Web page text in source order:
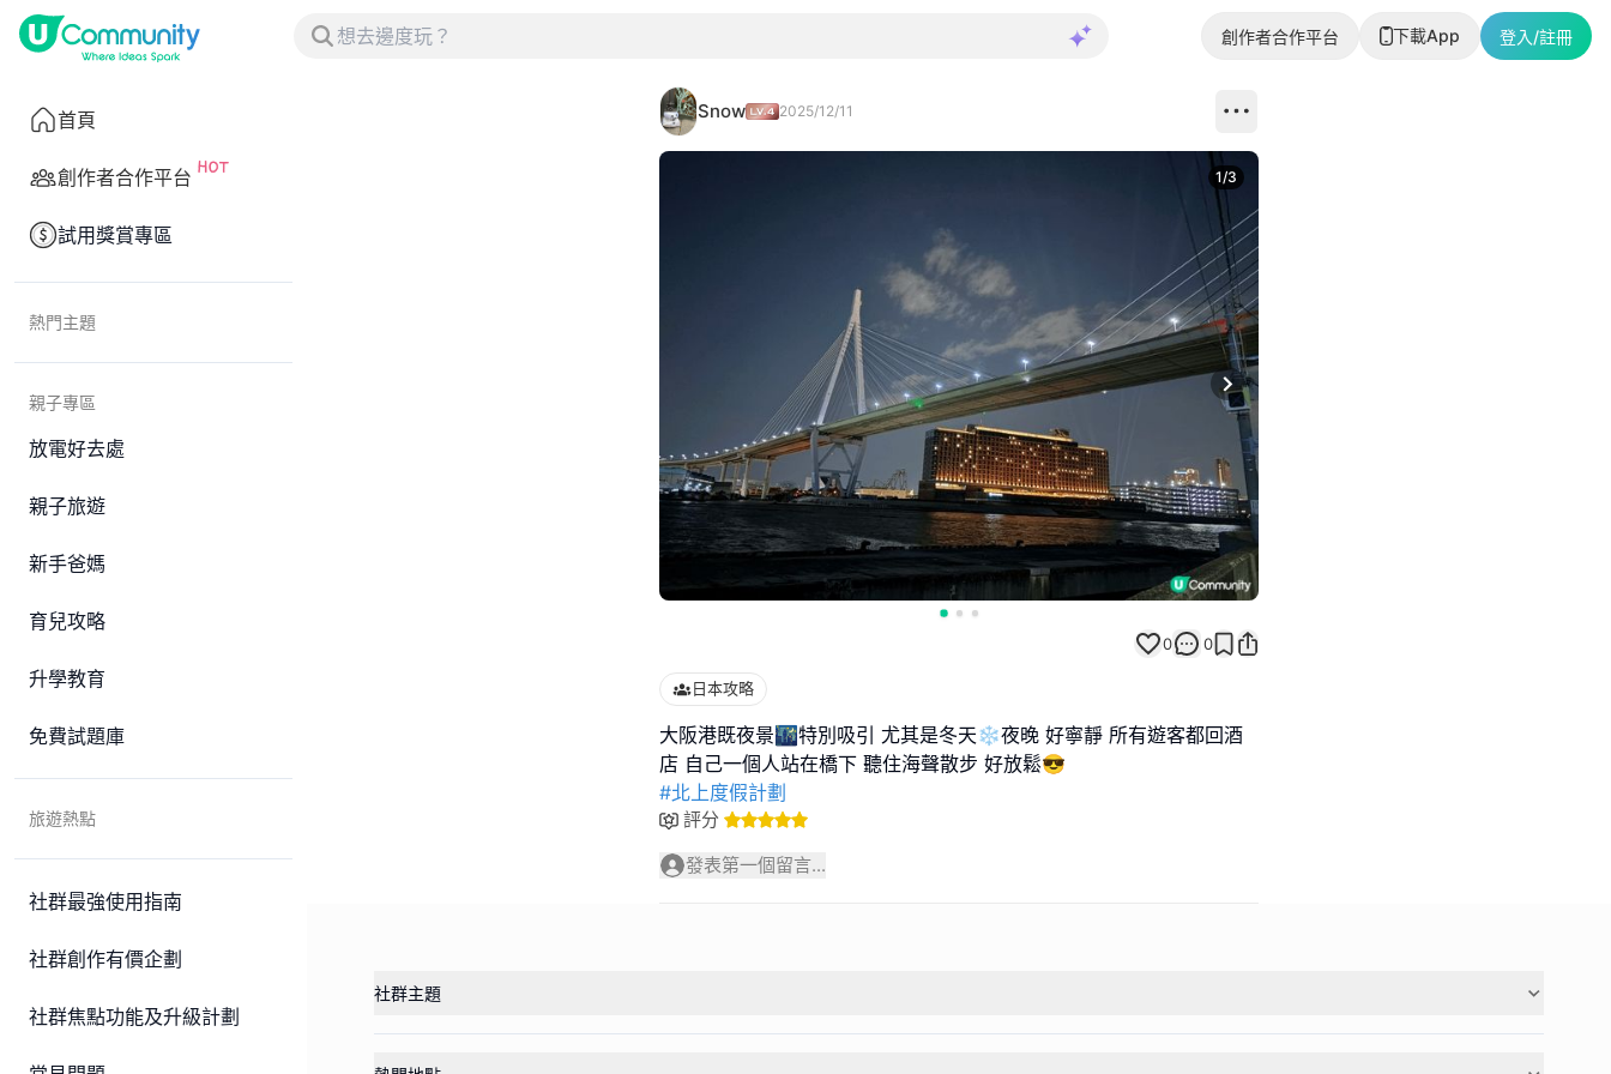
創作者合作平台 下載App 登入/註冊
首頁
創作者合作平台
試用獎賞專區
熱門主題
親子專區
放電好去處
親子旅遊
新手爸媽
育兒攻略
升學教育
免費試題庫
旅遊熱點
社群最強使用指南
社群創作有價企劃
社群焦點功能及升級計劃
Snow 2025/12/11
Next slide
1/3
0 0
日本攻略
大阪港既夜景🌃特別吸引 尤其是冬天❄️夜晚 好寧靜 所有遊客都回酒
#北上度假計劃
評分
發表第一個留言...
社群主題